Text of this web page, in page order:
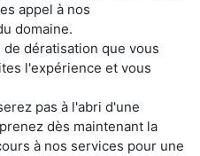
appel à nos
domaine.
dératisation que vous
l'expérience et vous
pas à l'abri d'une
dès maintenant la
à nos services pour une